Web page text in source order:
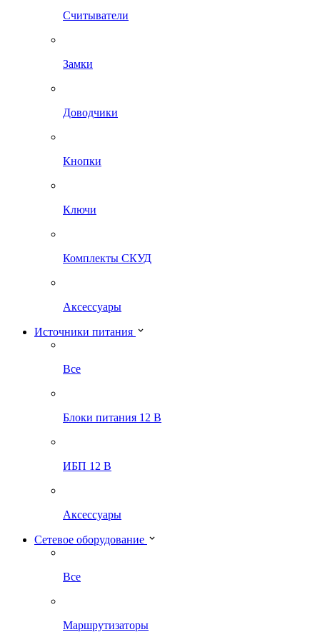
Считыватели
Замки
Доводчики
Кнопки
Ключи
Комплекты СКУД
Аксессуары
Источники питания
Все
Блоки питания 12 В
ИБП 12 В
Аксессуары
Сетевое оборудование
Все
Маршрутизаторы